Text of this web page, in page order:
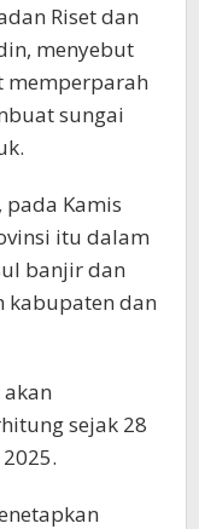
Riset dan
menyebut
memperparah
sungai
Kamis
itu dalam
banjir dan
kabupaten dan
sejak 28